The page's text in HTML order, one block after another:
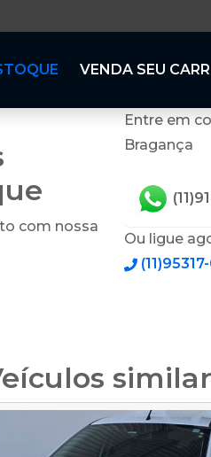
VENDA SEU
com nossa
Entre em
Bragança
Ou ligue